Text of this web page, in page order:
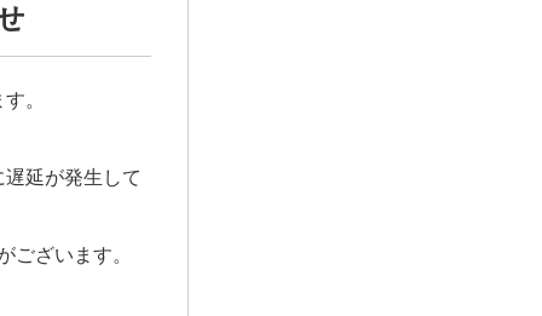
。
延が発生して
ございます。